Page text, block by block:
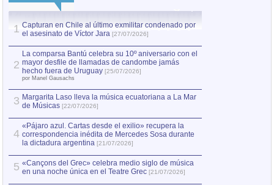
1 Capturan en Chile al último exmilitar condenado por
el asesinato de Víctor Jara [27/07/2026]
2
La comparsa Bantú celebra su 10º aniversario con el
mayor desfile de llamadas de candombe jamás
hecho fuera de Uruguay [25/07/2026]
por Manel Gausachs
3 Margarita Laso lleva la música ecuatoriana a La Mar
de Músicas [22/07/2026]
4
«Pájaro azul. Cartas desde el exilio» recupera la
correspondencia inédita de Mercedes Sosa durante
la dictadura argentina [21/07/2026]
5 «Cançons del Grec» celebra medio siglo de música
en una noche única en el Teatre Grec [21/07/2026]